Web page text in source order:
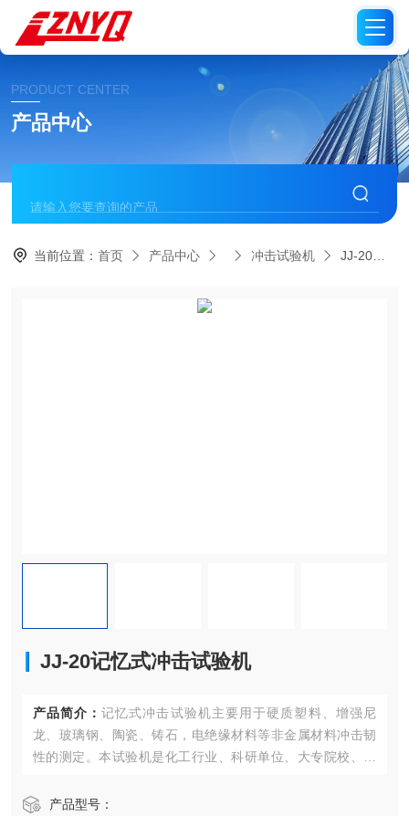
PRODUCT CENTER
产品中心
当前位置：首页 产品中心 冲击试验机 JJ-20记忆式冲击试验机
JJ-20记忆式冲击试验机
产品简介： 记忆式冲击试验机主要用于硬质塑料、增强尼
龙、玻璃钢、陶瓷、铸石，电绝缘材料等非金属材料冲击韧
性的测定。本试验机是化工行业、科研单位、大专院校、质
是一种结构简单，操作方便，数据准确可靠的检测仪器。
产品型号：